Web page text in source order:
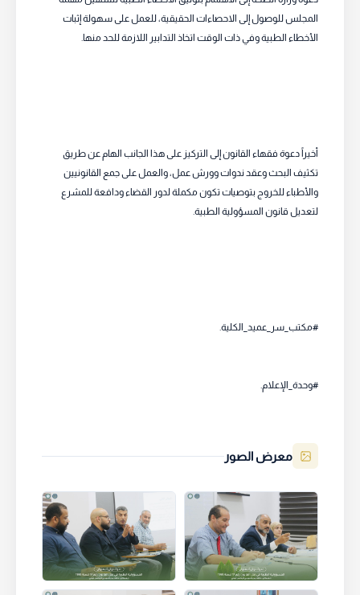
المجلس للوصول إلى الاحصاءات الحقيقية، للعمل على سهولة إثبات
الأخطاء الطبية وفي ذات الوقت اتخاذ التدابير اللازمة للحد منها.
أخيراً دعوة فقهاء القانون إلى التركيز على هذا الجانب الهام عن طريق
تكثيف البحث وعقد ندوات وورش عمل، والعمل على جمع القانونيين
والأطباء للخروج بتوصيات تكون مكملة لدور القضاء ودافعة للمشرع
لتعديل قانون المسؤولية الطبية.
#مكتب_سر_عميد_الكلية.
#وحدة_الإعلام.
معرض الصور